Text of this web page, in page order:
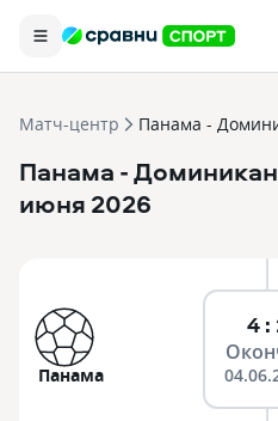
Матч-центр Панама -
Панама -
июня 2026
Панама
4 :